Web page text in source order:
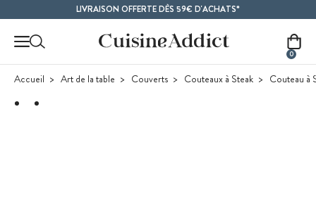
LIVRAISON OFFERTE DÈS 59€ D'ACHATS*
0
Accueil Art de la table Couverts Couteaux à Steak Couteau à